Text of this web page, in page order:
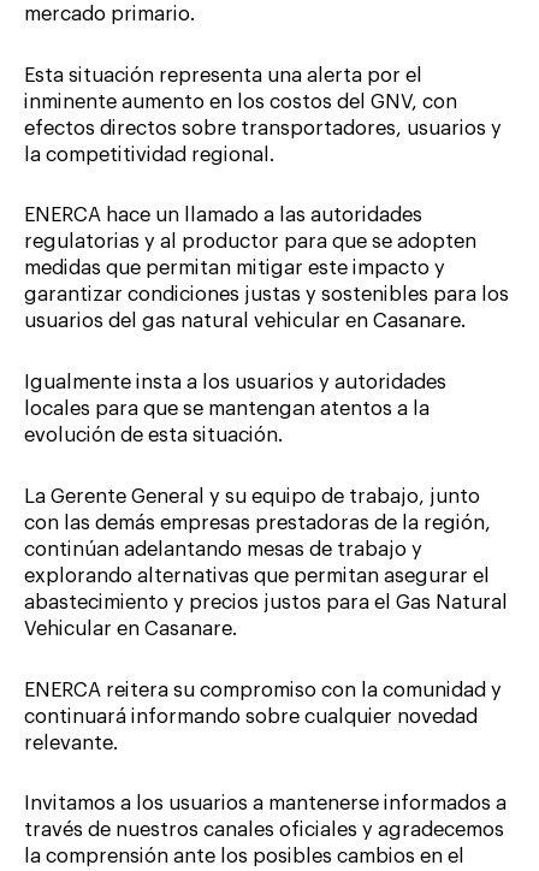
mercado primario.
Esta situación representa una alerta por el
inminente aumento en los costos del GNV, con
efectos directos sobre transportadores, usuarios y
la competitividad regional.
ENERCA hace un llamado a las autoridades
regulatorias y al productor para que se adopten
medidas que permitan mitigar este impacto y
garantizar condiciones justas y sostenibles para los
usuarios del gas natural vehicular en Casanare.
Igualmente insta a los usuarios y autoridades
locales para que se mantengan atentos a la
evolución de esta situación.
La Gerente General y su equipo de trabajo, junto
con las demás empresas prestadoras de la región,
continúan adelantando mesas de trabajo y
explorando alternativas que permitan asegurar el
abastecimiento y precios justos para el Gas Natural
Vehicular en Casanare.
ENERCA reitera su compromiso con la comunidad y
continuará informando sobre cualquier novedad
relevante.
Invitamos a los usuarios a mantenerse informados a
través de nuestros canales oficiales y agradecemos
la comprensión ante los posibles cambios en el